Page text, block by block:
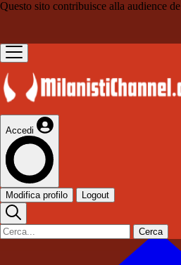
Questo sito contribuisce alla audience de
Accedi
Modifica profilo Logout
Cerca